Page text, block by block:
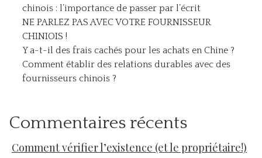
chinois : l’importance de passer par l’écrit
NE PARLEZ PAS AVEC VOTRE FOURNISSEUR
CHINIOIS !
Y a-t-il des frais cachés pour les achats en Chine ?
Comment établir des relations durables avec des
fournisseurs chinois ?
Commentaires récents
Comment vérifier l’existence (et le propriétaire!)